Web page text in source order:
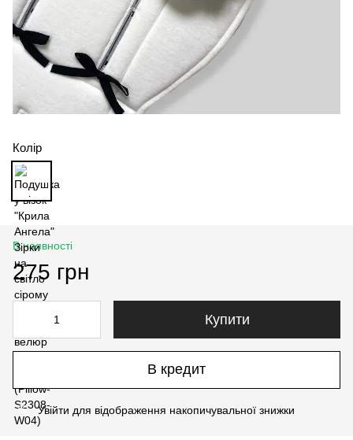
Колір
В наявності
275 грн
Купити
В кредит
% Увійти для відображення накопичувальної знижки